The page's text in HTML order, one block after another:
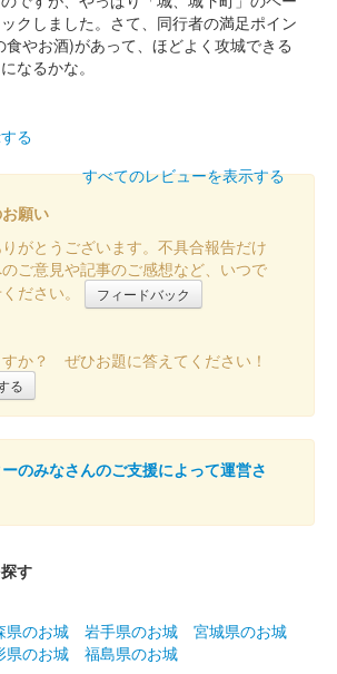
令和七年夏限定版
催された「群馬戦国御城印サミット
印 前橋百貨リニューアルオープン記念限
クしました。さて、同行者の満足ポイン
食やお酒)があって、ほどよく攻城できる
なるかな。
る
すべてのレビューを表示する
願い
がとうございます。不具合報告だけ
ご意見や記事のご感想など、いつで
ださい。
フィードバック
か？ ぜひお題に答えてください！
る
のみなさんのご支援によって運営さ
す
県のお城 岩手県のお城
宮城県のお城
県のお城
福島県のお城